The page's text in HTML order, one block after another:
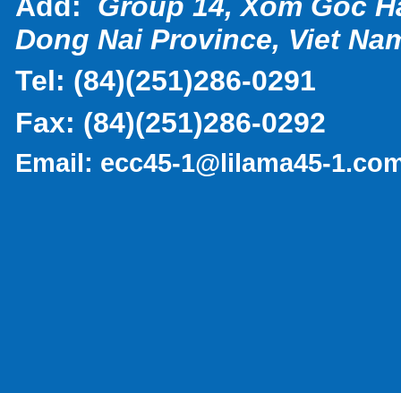
Dong Nai Province, Viet
Tel: (84)(251)286-0291
Fax: (84)(251)286-0292
Email: ecc45-1@lilama45-